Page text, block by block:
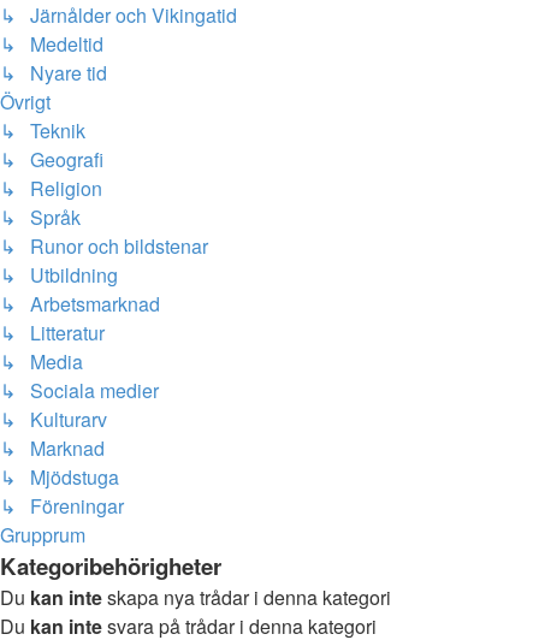
↳ Järnålder och Vikingatid
↳ Medeltid
↳ Nyare tid
Övrigt
↳ Teknik
↳ Geografi
↳ Religion
↳ Språk
↳ Runor och bildstenar
↳ Utbildning
↳ Arbetsmarknad
↳ Litteratur
↳ Media
↳ Sociala medier
↳ Kulturarv
↳ Marknad
↳ Mjödstuga
↳ Föreningar
Grupprum
Kategoribehörigheter
Du kan inteskapa nya trådar i denna kategori
Du kan intesvara på trådar i denna kategori